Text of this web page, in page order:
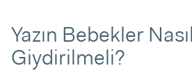
Yazın Bebekler Nasıl
Giydirilmeli?